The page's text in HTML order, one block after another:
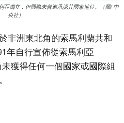
亞獨立，但國際未普遍承認其國家地位。（圖/ 中
央社）
非洲東北角的索馬利蘭共和
年自行宣佈從索馬利亞
獲得任何一個國家或國際組